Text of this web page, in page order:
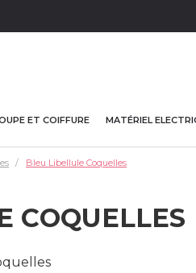
ET COIFFURE MATÉRIEL
Bleu Libellule Coquelles
COQUELLES